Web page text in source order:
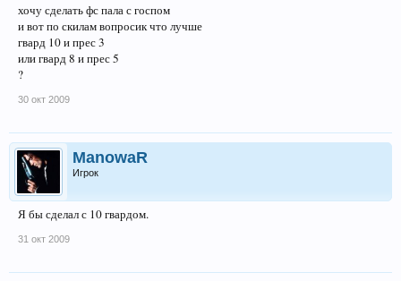
хочу сделать фс пала с госпом
и вот по скилам вопросик что лучше
гвард 10 и прес 3
или гвард 8 и прес 5
?
30 окт 2009
ManowaR
Игрок
Я бы сделал с 10 гвардом.
31 окт 2009